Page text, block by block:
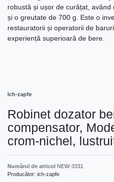
robustă și ușor de curățat,
și o greutate de 700 g. Este o
restauratorii și operatorii de
experiență superioară de bere.
Ich-zapfe
Robinet dozator
compensator,
crom-nichel,
Numărul de articol NEW-3331
Producător: ich-zapfe